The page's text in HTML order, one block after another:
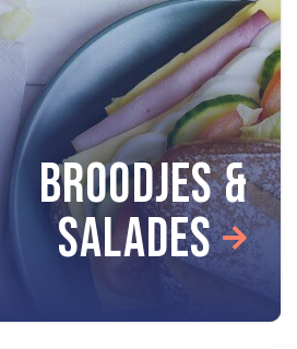
BROODJES &
SALADES